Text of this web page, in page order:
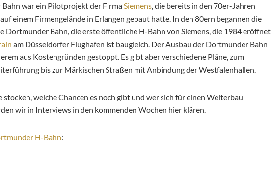
war ein Pilotprojekt der Firma Siemens , die bereits in den 70er-Jahren
einem Firmengelände in Erlangen gebaut hatte. In den 80ern begannen die
Dortmunder Bahn, die erste öffentliche H-Bahn von Siemens, die 1984 eröffnet
am Düsseldorfer Flughafen ist baugleich. Der Ausbau der Dortmunder Bahn
aus Kostengründen gestoppt. Es gibt aber verschiedene Pläne, zum
bis zur Märkischen Straßen mit Anbindung der Westfalenhallen.
stocken, welche Chancen es noch gibt und wer sich für einen Weiterbau
wir in Interviews in den kommenden Wochen hier klären.
H-Bahn: